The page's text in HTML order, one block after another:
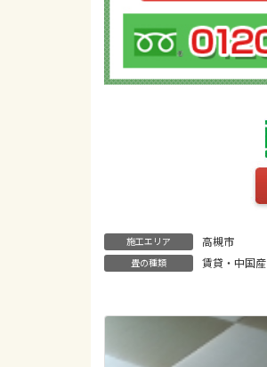
施工エリア 高槻市
畳の種類 賃貸・中国産